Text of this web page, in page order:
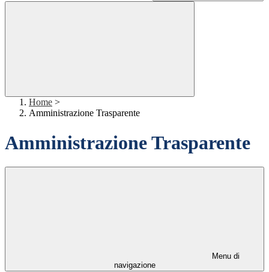
Home >
Amministrazione Trasparente
Amministrazione Trasparente
Menu di
navigazione